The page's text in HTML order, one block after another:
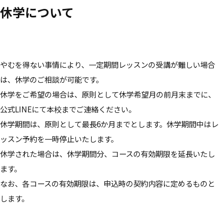
休学について
やむを得ない事情により、一定期間レッスンの受講が難しい場合
は、休学のご相談が可能です。
休学をご希望の場合は、原則として休学希望月の前月末までに、
公式LINEにて本校までご連絡ください。
休学期間は、原則として最長6か月までとします。休学期間中はレ
ッスン予約を一時停止いたします。
休学された場合は、休学期間分、コースの有効期限を延長いたし
ます。
なお、各コースの有効期限は、申込時の契約内容に定めるものと
します。